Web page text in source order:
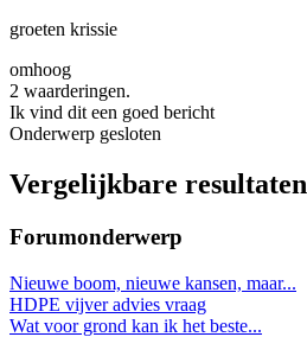
groeten krissie
omhoog
2 waarderingen.
Ik vind dit een goed bericht
Onderwerp gesloten
Vergelijkbare resultaten
Forumonderwerp
Nieuwe boom, nieuwe kansen, maar...
HDPE vijver advies vraag
Wat voor grond kan ik het beste...